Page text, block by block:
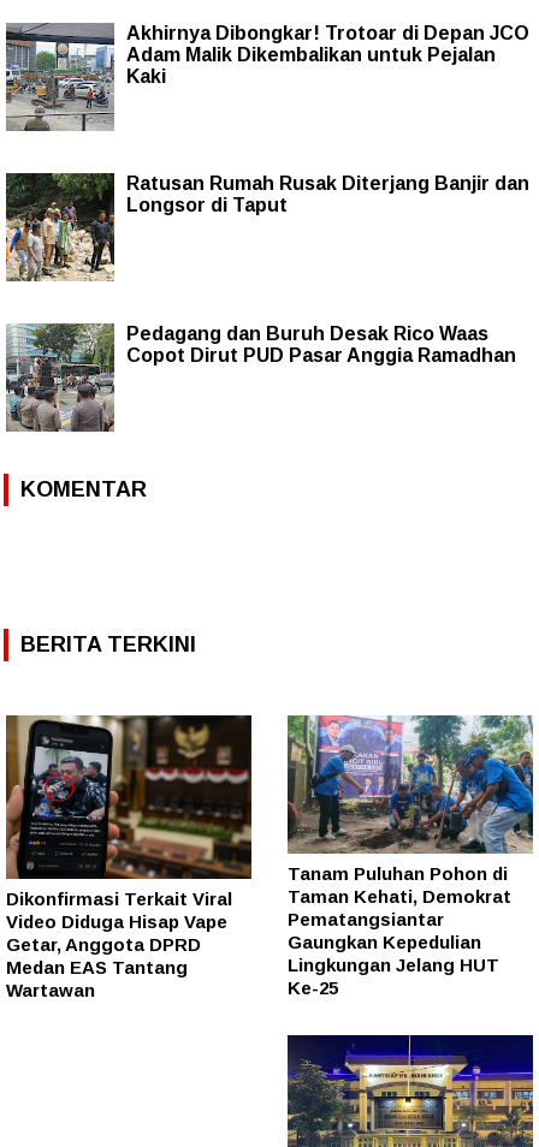
Akhirnya Dibongkar! Trotoar di Depan JCO
Adam Malik Dikembalikan untuk Pejalan
Kaki
Ratusan Rumah Rusak Diterjang Banjir dan
Longsor di Taput
Pedagang dan Buruh Desak Rico Waas
Copot Dirut PUD Pasar Anggia Ramadhan
KOMENTAR
BERITA TERKINI
Dikonfirmasi Terkait Viral
Video Diduga Hisap Vape
Getar, Anggota DPRD
Medan EAS Tantang
Wartawan
Tanam Puluhan Pohon di
Taman Kehati, Demokrat
Pematangsiantar
Gaungkan Kepedulian
Lingkungan Jelang HUT
Ke-25